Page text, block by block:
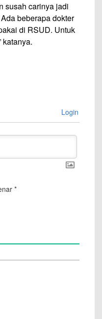
susah carinya jadi
beberapa dokter
di RSUD. Untuk
katanya.
Login
*